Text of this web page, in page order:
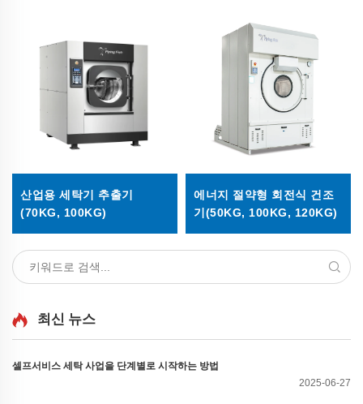
산업용 세탁기 추출기
(70KG, 100KG)
에너지 절약형 회전식 건조
기(50KG, 100KG, 120KG)
최신 뉴스
셀프서비스 세탁 사업을 단계별로 시작하는 방법
2025-06-27